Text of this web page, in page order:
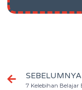
SEBELUMNYA